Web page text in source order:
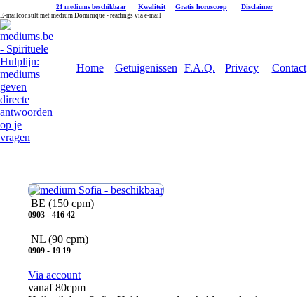
21 mediums beschikbaar Kwaliteit Gratis horoscoop Disclaimer
E-mailconsult met medium Dominique - readings via e-mail
Home Getuigenissen F.A.Q. Privacy Contact
BE (150 cpm)
0903 - 416 42
NL (90 cpm)
0909 - 19 19
Via account
vanaf 80cpm